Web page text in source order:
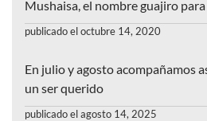
Mushaisa, el nombre guajiro
publicado el octubre 14, 2020
En julio y agosto acompañamos
un ser querido
publicado el agosto 14, 2025